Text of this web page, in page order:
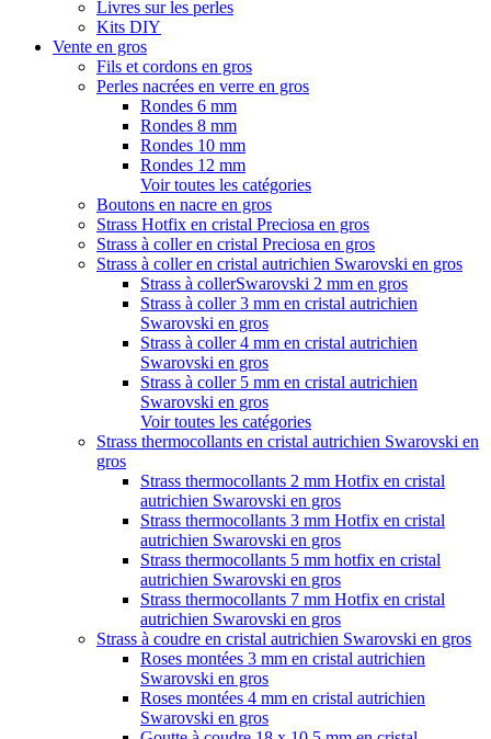
Livres sur les perles
Kits DIY
Vente en gros
Fils et cordons en gros
Perles nacrées en verre en gros
Rondes 6 mm
Rondes 8 mm
Rondes 10 mm
Rondes 12 mm
Voir toutes les catégories
Boutons en nacre en gros
Strass Hotfix en cristal Preciosa en gros
Strass à coller en cristal Preciosa en gros
Strass à coller en cristal autrichien Swarovski en gros
Strass à collerSwarovski 2 mm en gros
Strass à coller 3 mm en cristal autrichien
Swarovski en gros
Strass à coller 4 mm en cristal autrichien
Swarovski en gros
Strass à coller 5 mm en cristal autrichien
Swarovski en gros
Voir toutes les catégories
Strass thermocollants en cristal autrichien Swarovski en
gros
Strass thermocollants 2 mm Hotfix en cristal
autrichien Swarovski en gros
Strass thermocollants 3 mm Hotfix en cristal
autrichien Swarovski en gros
Strass thermocollants 5 mm hotfix en cristal
autrichien Swarovski en gros
Strass thermocollants 7 mm Hotfix en cristal
autrichien Swarovski en gros
Strass à coudre en cristal autrichien Swarovski en gros
Roses montées 3 mm en cristal autrichien
Swarovski en gros
Roses montées 4 mm en cristal autrichien
Swarovski en gros